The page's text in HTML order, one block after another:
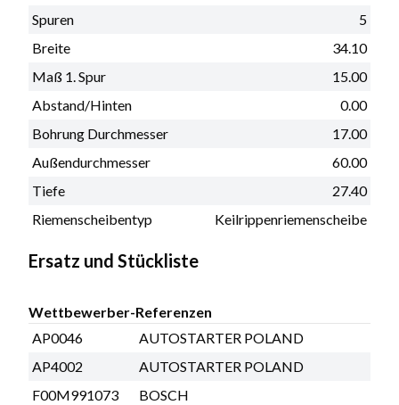
Spuren
5
Breite
34.10
Maß 1. Spur
15.00
Abstand/Hinten
0.00
Bohrung Durchmesser
17.00
Außendurchmesser
60.00
Tiefe
27.40
Riemenscheibentyp
Keilrippenriemenscheibe
Ersatz und Stückliste
Wettbewerber-Referenzen
AP0046
AUTOSTARTER POLAND
AP4002
AUTOSTARTER POLAND
F00M991073
BOSCH